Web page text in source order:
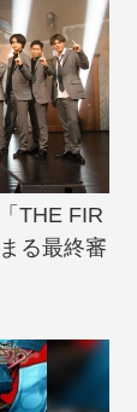
THE FIR
る最終審